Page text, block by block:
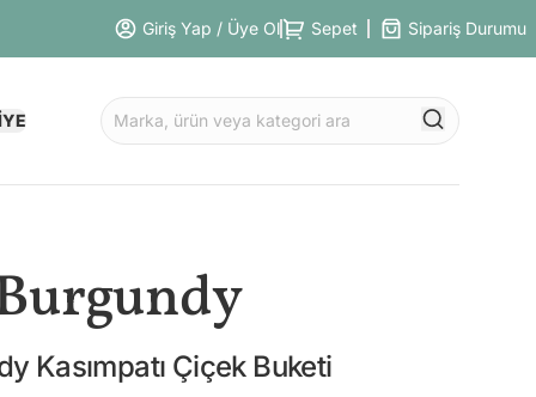
Giriş Yap / Üye Ol Sepet Sipariş Durumu
Kasımpatı Çiçek Buketi